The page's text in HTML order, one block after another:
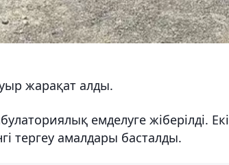
жарақат алды.
емделуге жіберілді. Екі
тергеу амалдары басталды.